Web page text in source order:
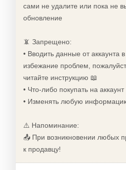
сами не удалите или пока не
обновление
📵 Запрещено:
• Вводить данные от аккаунта
избежание проблем,
читайте инструкцию 📖
• Что-либо покупать на аккаунт
• Изменять любую
⚠️ Напоминание:
📤 При возникновении любых
к продавцу!